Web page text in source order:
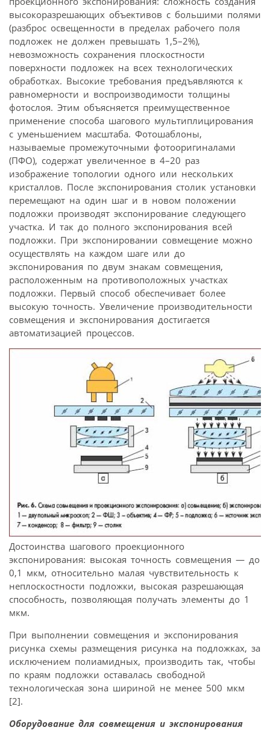
высокоразрешающих объективов с большими полями
(разброс освещенности в пределах рабочего поля
подложек не должен превышать 1,5–2%),
невозможность сохранения плоскостности
поверхности подложек на всех технологических
обработках. Высокие требования предъявляются к
равномерности и воспроизводимости толщины
фотослоя. Этим объясняется преимущественное
применение способа шагового мультиплицирования
с уменьшением масштаба. Фотошаблоны,
называемые промежуточными фотооригиналами
(ПФО), содержат увеличенное в 4–20 раз
изображение топологии одного или нескольких
кристаллов. После экспонирования столик установки
перемещают на один шаг и в новом положении
подложки производят экспонирование следующего
участка. И так до полного экспонирования всей
подложки. При экспонировании совмещение можно
осуществлять на каждом шаге или до
экспонирования по двум знакам совмещения,
расположенным на противоположных участках
подложки. Первый способ обеспечивает более
высокую точность. Увеличение производительности
совмещения и экспонирования достигается
автоматизацией процессов.
Достоинства шагового проекционного
экспонирования: высокая точность совмещения — до
0,1 мкм, относительно малая чувствительность к
неплоскостности подложки, высокая разрешающая
способность, позволяющая получать элементы до 1
мкм.
При выполнении совмещения и экспонирования
рисунка схемы размещения рисунка на подложках, за
исключением полиамидных, производить так, чтобы
по краям подложки оставалась свободной
технологическая зона шириной не менее 500 мкм
[2].
Оборудование для совмещения и экспонирования